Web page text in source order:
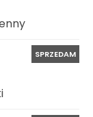
SPRZEDAM